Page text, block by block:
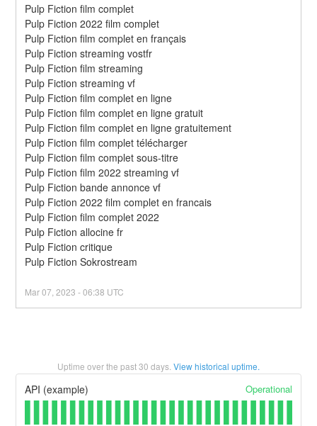
Pulp Fiction film complet
Pulp Fiction 2022 film complet
Pulp Fiction film complet en français
Pulp Fiction streaming vostfr
Pulp Fiction film streaming
Pulp Fiction streaming vf
Pulp Fiction film complet en ligne
Pulp Fiction film complet en ligne gratuit
Pulp Fiction film complet en ligne gratuitement
Pulp Fiction film complet télécharger
Pulp Fiction film complet sous-titre
Pulp Fiction film 2022 streaming vf
Pulp Fiction bande annonce vf
Pulp Fiction 2022 film complet en francais
Pulp Fiction film complet 2022
Pulp Fiction allocine fr
Pulp Fiction critique
Pulp Fiction Sokrostream
Mar07 ,2023 -06:38 UTC
Uptime over the past30 days. View historical uptime.
API (example) Operational